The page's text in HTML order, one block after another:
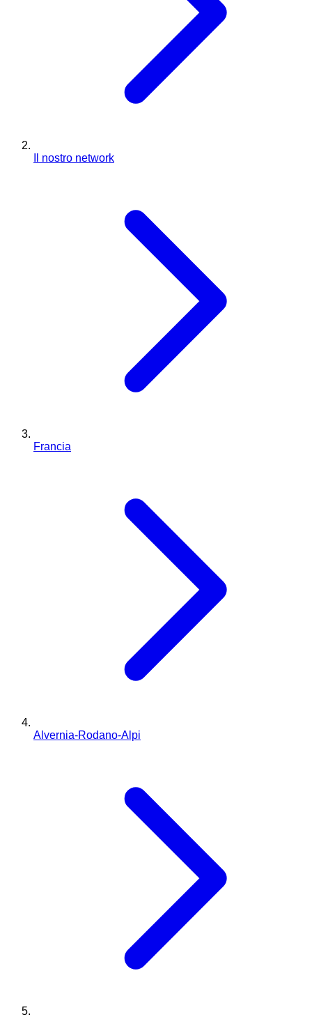
Il nostro network
Francia
Alvernia-Rodano-Alpi